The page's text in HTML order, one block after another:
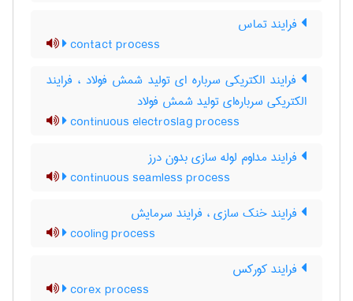
فرایند تماس
contact process
فرایند الکتریکی سرباره ای تولید شمش فولاد ، فرایند
الکتریکی سرباره‌ای تولید شمش فولاد
continuous electroslag process
فرایند مداوم لوله سازی بدون درز
continuous seamless process
فرایند خنک سازی ، فرایند سرمایش
cooling process
فرایند کورکس
corex process